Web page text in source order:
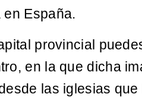
en España.
provincial
en la que dicha
las iglesias